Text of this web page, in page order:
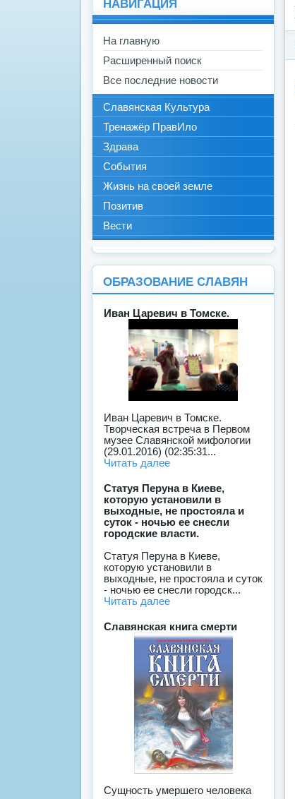
НАВИГАЦИЯ
На главную
Расширенный поиск
Все последние новости
Славянская Культура
Тренажёр ПравИло
Здрава
События
Жизнь на своей земле
Позитив
Вести
ОБРАЗОВАНИЕ СЛАВЯН
Иван Царевич в Томске.
Иван Царевич в Томске.
Творческая встреча в Первом
музее Славянской мифологии
(29.01.2016) (02:35:31...
Читать далее
Статуя Перуна в Киеве,
которую установили в
выходные, не простояла и
суток - ночью ее снесли
городские власти.
Статуя Перуна в Киеве,
которую установили в
выходные, не простояла и суток
- ночью ее снесли городск...
Читать далее
Славянская книга смерти
Сущность умершего человека